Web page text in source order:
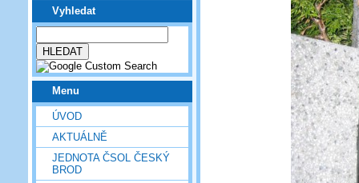
Vyhledat
Menu
ÚVOD
AKTUÁLNĚ
JEDNOTA ČSOL ČESKÝ
BROD